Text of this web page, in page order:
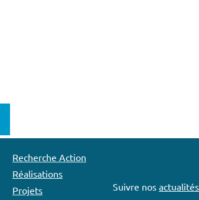
Recherche Action
Réalisations
Projets
Suivre nos actualités